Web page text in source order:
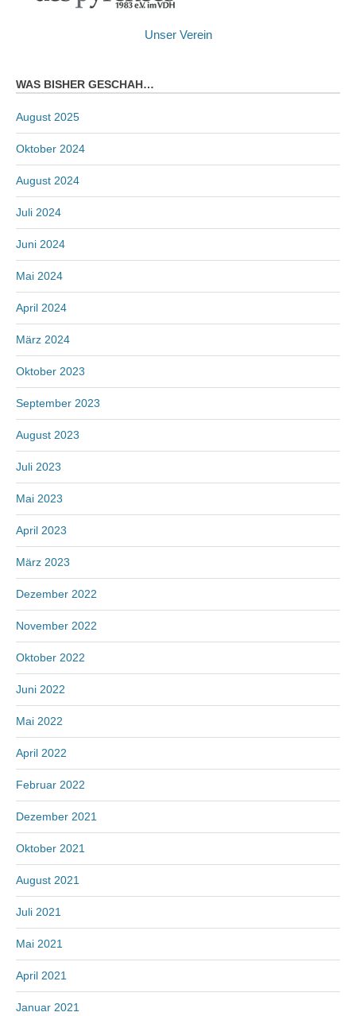
Unser Verein
WAS BISHER GESCHAH…
August 2025
Oktober 2024
August 2024
Juli 2024
Juni 2024
Mai 2024
April 2024
März 2024
Oktober 2023
September 2023
August 2023
Juli 2023
Mai 2023
April 2023
März 2023
Dezember 2022
November 2022
Oktober 2022
Juni 2022
Mai 2022
April 2022
Februar 2022
Dezember 2021
Oktober 2021
August 2021
Juli 2021
Mai 2021
April 2021
Januar 2021